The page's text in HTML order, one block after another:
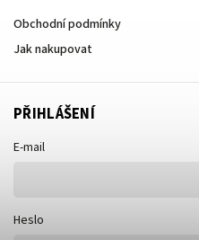
Obchodní podmínky
Jak nakupovat
PŘIHLÁŠENÍ
E-mail
Heslo